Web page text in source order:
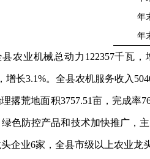
年
年
农业机械总动力122357千瓦，
增长3.1%。全县农机服务收入
撂荒地面积3757.51亩，完成率
色防控产品和技术加快推广，
企业6家，全县市级以上农业龙